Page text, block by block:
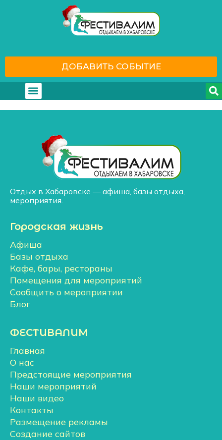
ДОБАВИТЬ СОБЫТИЕ
Отдых в Хабаровске — афиша, базы отдыха,
мероприятия.
Городская жизнь
Афиша
Базы отдыха
Кафе, бары, рестораны
Помещения для мероприятий
Сообщить о мероприятии
Блог
ФЕСТИВАЛИМ
Главная
О нас
Предстоящие мероприятия
Наши мероприятий
Наши видео
Контакты
Размещение рекламы
Создание сайтов